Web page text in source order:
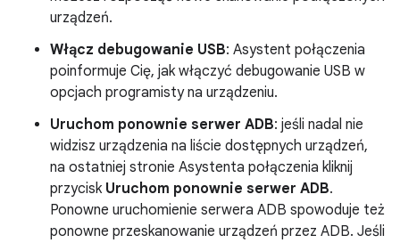
urządzeń.
Włącz debugowanie USB: Asystent połączenia
poinformuje Cię, jak włączyć debugowanie USB w
opcjach programisty na urządzeniu.
Uruchom ponownie serwer ADB: jeśli nadal nie
widzisz urządzenia na liście dostępnych urządzeń,
na ostatniej stronie Asystenta połączenia kliknij
przycisk Uruchom ponownie serwer ADB.
Ponowne uruchomienie serwera ADB spowoduje też
ponowne przeskanowanie urządzeń przez ADB. Jeśli